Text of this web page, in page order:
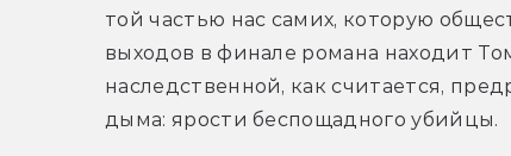
той частью нас самих, которую
выходов в финале романа находит
наследственной, как считается,
дыма: ярости беспощадного убийцы.